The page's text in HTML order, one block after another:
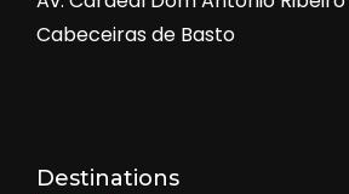
Cabeceiras de Basto
Destinations